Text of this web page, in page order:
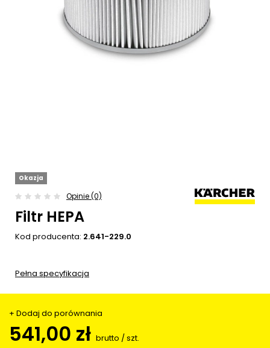
Okazja
Opinie (0)
Filtr HEPA
Kod producenta: 2.641-229.0
Pełna specyfikacja
+ Dodaj do porównania
541,00 zł brutto /szt.